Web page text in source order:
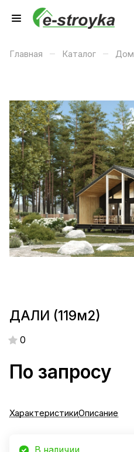
Главная – Каталог –
ДАЛИ (119м2)
0
По запросу
ХарактеристикиОписание
В наличии